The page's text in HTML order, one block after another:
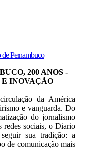
de Pernambuco
200 ANOS -
INOVAÇÃO
da América
e vanguarda. Do
do jornalismo
redes sociais, o Diario
sua tradição: a
de comunicação mais